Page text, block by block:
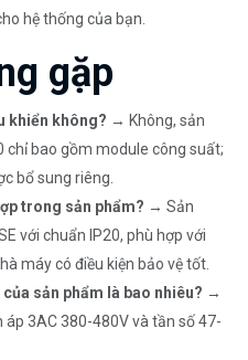
hệ thống của bạn.
gặp
khiển không? → Không, sản
bao gồm module công suất;
bổ sung riêng.
trong sản phẩm? → Sản
với chuẩn IP20, phù hợp với
máy có điều kiện bảo vệ tốt.
sản phẩm là bao nhiêu? →
3AC 380-480V và tần số 47-